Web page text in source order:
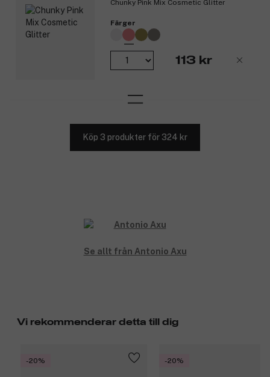
Chunky Pink Mix Cosmetic Glitter
Färger
113 kr
Köp 3 produkter för 324 kr
Se allt från Antonio Axu
Vi rekommenderar detta till dig
-20% -20%